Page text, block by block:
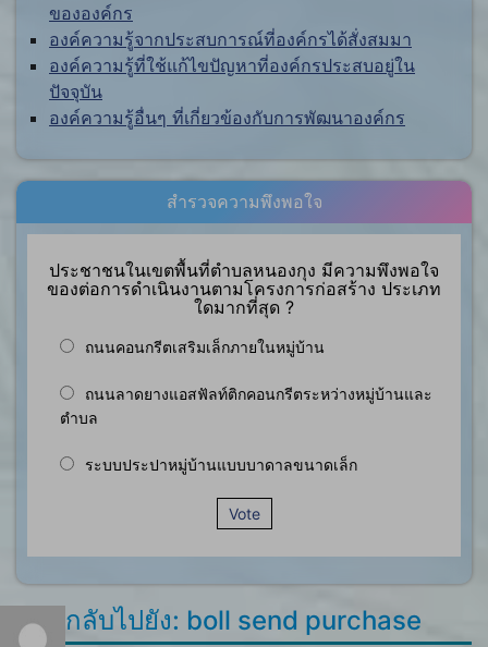
ขององค์กร
องค์ความรู้จากประสบการณ์ที่องค์กรได้สั่งสมมา
องค์ความรู้ที่ใช้แก้ไขปัญหาที่องค์กรประสบอยู่ใน
ปัจจุบัน
องค์ความรู้อื่นๆ ที่เกี่ยวข้องกับการพัฒนาองค์กร
สำรวจความพึงพอใจ
ประชาชนในเขตพื้นที่ตำบลหนองกุง มีความพึงพอใจ
ของต่อการดำเนินงานตามโครงการก่อสร้าง ประเภท
ใดมากที่สุด ?
ถนนคอนกรีตเสริมเล็กภายในหมู่บ้าน
ถนนลาดยางแอสฟัลท์ติกคอนกรีตระหว่างหมู่บ้านและ
ตำบล
ระบบประปาหมู่บ้านแบบบาดาลขนาดเล็ก
Vote
ตอบกลับไปยัง: boll send purchase